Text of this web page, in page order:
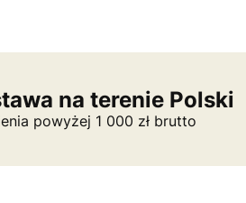
na terenie Polski
powyżej 1 000 zł brutto